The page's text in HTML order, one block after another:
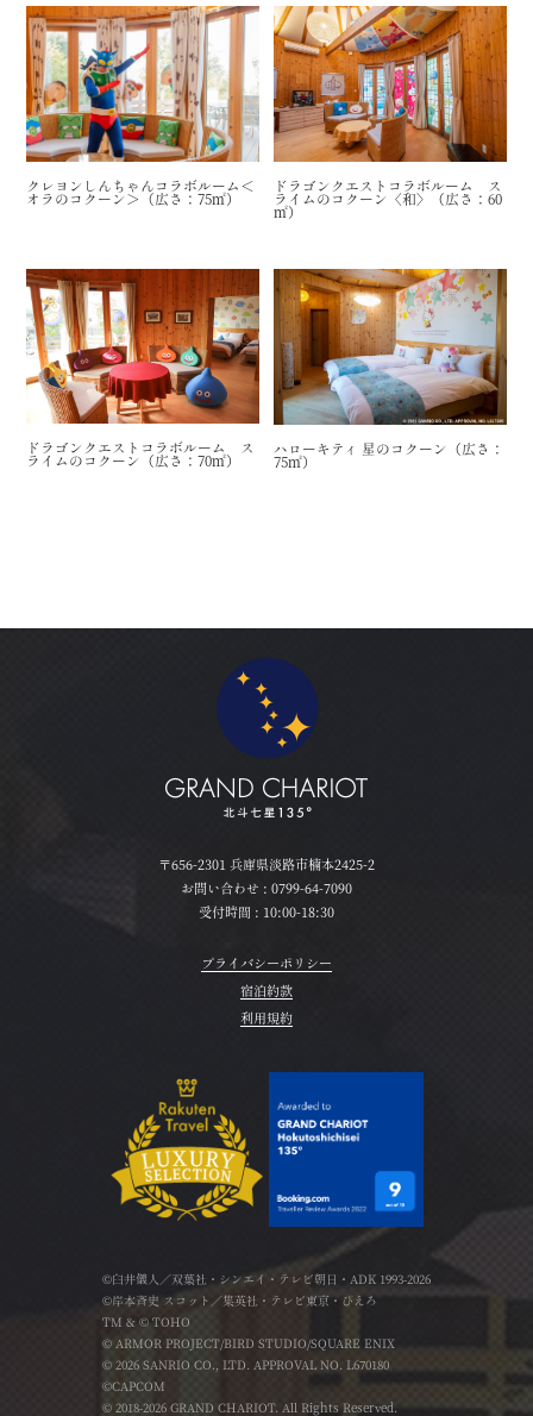
クレヨンしんちゃんコラボルーム＜
オラのコクーン＞（広さ：75㎡）
ドラゴンクエストコラボルーム ス
ライムのコクーン〈和〉（広さ：60
㎡）
ドラゴンクエストコラボルーム ス
ライムのコクーン（広さ：70㎡）
ハローキティ 星のコクーン（広さ：
75㎡）
〒656-2301 兵庫県淡路市楠本2425-2
お問い合わせ : 0799-64-7090
受付時間 : 10:00-18:30
プライバシーポリシー
宿泊約款
利用規約
©臼井儀人／双葉社・シンエイ・テレビ朝日・ADK 1993-2026
©岸本斉史 スコット／集英社・テレビ東京・ぴえろ
TM & © TOHO
© ARMOR PROJECT/BIRD STUDIO/SQUARE ENIX
© 2026 SANRIO CO., LTD. APPROVAL NO. L670180
©CAPCOM
© 2018-2026 GRAND CHARIOT. All Rights Reserved.